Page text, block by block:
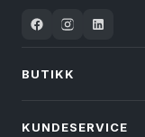
BUTIKK
KUNDESERVICE